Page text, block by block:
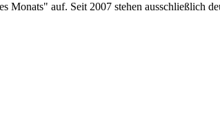
auf. Seit 2007 stehen ausschließlich